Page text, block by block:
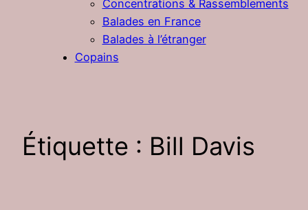
Concentrations & Rassemblements
Balades en France
Balades à l’étranger
Copains
Étiquette : Bill Davis